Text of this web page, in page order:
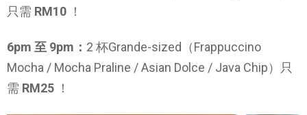
只需 RM10 ！
6pm 至 9pm： 2 杯Grande-sized（Frappuccino
Mocha / Mocha Praline / Asian Dolce / Java Chip）只
需 RM25 ！